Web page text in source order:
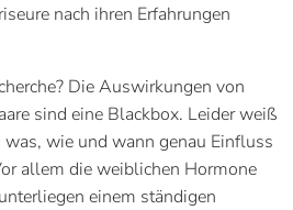
nach ihren Erfahrungen
Die Auswirkungen von
sind eine Blackbox. Leider weiß
wie und wann genau Einfluss
allem die weiblichen Hormone
einem ständigen